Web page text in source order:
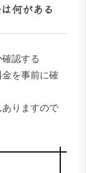
何がある
を事前に確
りますので